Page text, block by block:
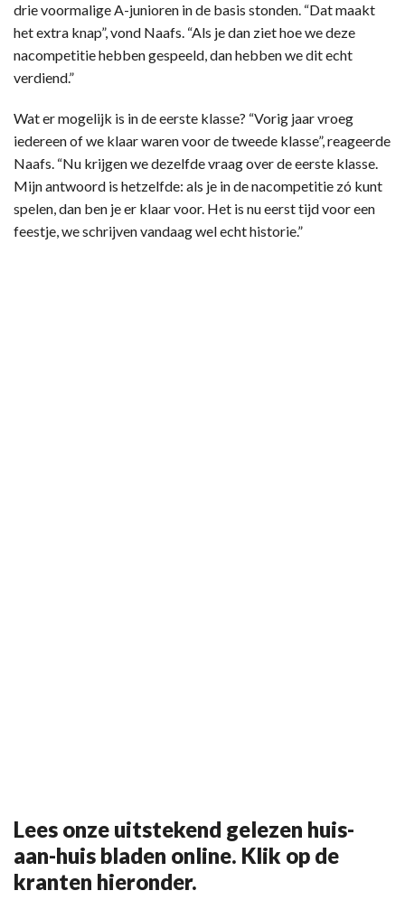
drie voormalige A-junioren in de basis stonden. “Dat maakt
het extra knap”, vond Naafs. “Als je dan ziet hoe we deze
nacompetitie hebben gespeeld, dan hebben we dit echt
verdiend.”
Wat er mogelijk is in de eerste klasse? “Vorig jaar vroeg
iedereen of we klaar waren voor de tweede klasse”, reageerde
Naafs. “Nu krijgen we dezelfde vraag over de eerste klasse.
Mijn antwoord is hetzelfde: als je in de nacompetitie zó kunt
spelen, dan ben je er klaar voor. Het is nu eerst tijd voor een
feestje, we schrijven vandaag wel echt historie.”
Lees onze uitstekend gelezen huis-
aan-huis bladen online. Klik op de
kranten hieronder.